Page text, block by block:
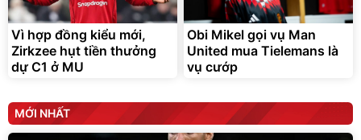
Vì hợp đồng kiểu mới,
Zirkzee hụt tiền thưởng
dự C1 ở MU
Obi Mikel gọi vụ Man
United mua Tielemans là
vụ cướp
MỚI NHẤT